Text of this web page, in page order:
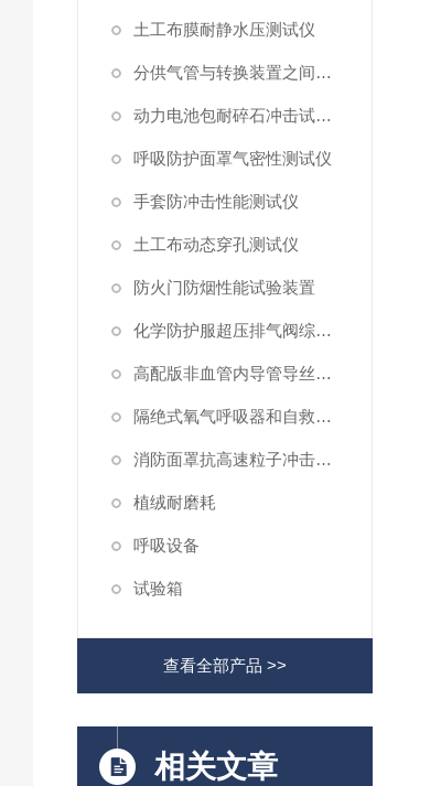
土工布膜耐静水压测试仪
分供气管与转换装置之间连接强度试验机
动力电池包耐碎石冲击试验机
呼吸防护面罩气密性测试仪
手套防冲击性能测试仪
土工布动态穿孔测试仪
防火门防烟性能试验装置
化学防护服超压排气阀综合性测试仪
高配版非血管内导管导丝滑动性能测试仪
隔绝式氧气呼吸器和自救器二氧化碳吸收率及水分含量测试仪
消防面罩抗高速粒子冲击试验机
植绒耐磨耗
呼吸设备
试验箱
查看全部产品 >>
相关文章